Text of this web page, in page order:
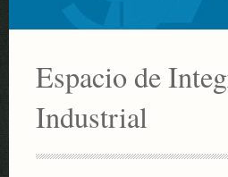
Espacio de
Industrial